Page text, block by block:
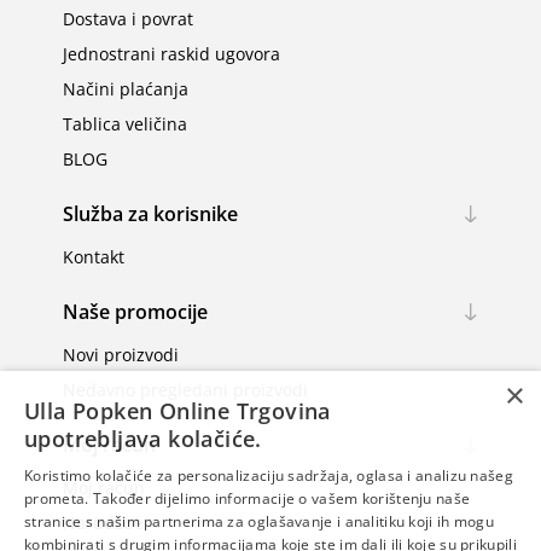
Dostava i povrat
Jednostrani raskid ugovora
Načini plaćanja
Tablica veličina
BLOG
Služba za korisnike
Kontakt
Naše promocije
Novi proizvodi
Moj račun
Moj račun
Narudžbe
×
Ulla Popken Online Trgovina
upotrebljava kolačiće.
Koristimo kolačiće za personalizaciju sadržaja, oglasa i analizu našeg
prometa. Također dijelimo informacije o vašem korištenju naše
stranice s našim partnerima za oglašavanje i analitiku koji ih mogu
kombinirati s drugim informacijama koje ste im dali ili koje su prikupili